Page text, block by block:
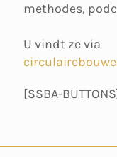
methodes,
U vindt ze via
[SSBA-